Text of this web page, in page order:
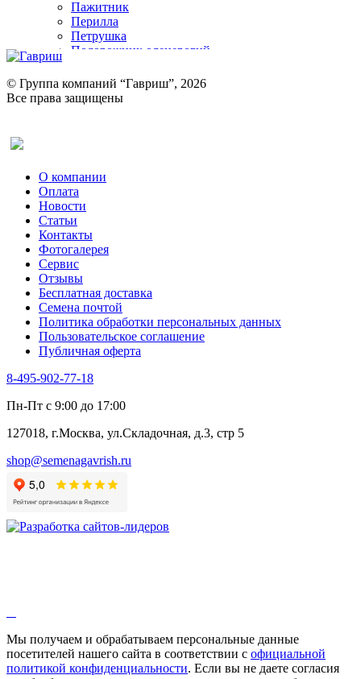
Пажитник
Перилла
Петрушка
Подорожник оленерогий
Ревень
Рукола
Рута
Тмин
Трава для чая
Туласи
Укроп
Фенхель пряный
Хризантема овощная
Цикорий пряный
Цикорий салатный (Витлуф)
Черемша
Шпинат
Щавель
Эндивий
Эстрагон
Алтей
Анис
Бессмертник
Валериана
Валерианелла
Гибискус лекарственный
Девясил
Душица
Змееголовник
Мыльнянка
Мята
Овсяный корень
© Группа компаний “Гавриш”, 2026
Все права защищены
О компании
Оплата
Новости
Статьи
Контакты
Фотогалерея​
Сервис
Отзывы
Бесплатная доставка
Семена почтой
Политика обработки персональных данных
Пользовательское соглашение
Публичная оферта
8-495-902-77-18
Пн-Пт с 9:00 до 17:00
127018, г.Москва, ул.Складочная, д.3, стр 5
shop@semenagavrish.ru
Мы получаем и обрабатываем персональные данные
посетителей нашего сайта в соответствии с официальной
политикой конфиденциальности. Если вы не даете согласия